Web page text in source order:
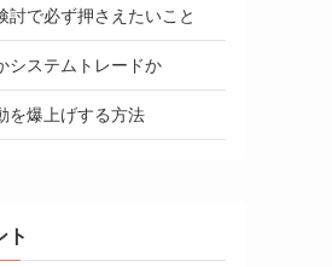
討で必ず押さえたいこと
システムトレードか
を爆上げする方法
ト